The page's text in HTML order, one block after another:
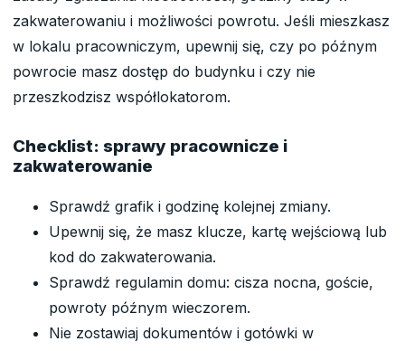
zakwaterowaniu i możliwości powrotu. Jeśli mieszkasz
w lokalu pracowniczym, upewnij się, czy po późnym
powrocie masz dostęp do budynku i czy nie
przeszkodzisz współlokatorom.
Checklist: sprawy pracownicze i
zakwaterowanie
Sprawdź grafik i godzinę kolejnej zmiany.
Upewnij się, że masz klucze, kartę wejściową lub
kod do zakwaterowania.
Sprawdź regulamin domu: cisza nocna, goście,
powroty późnym wieczorem.
Nie zostawiaj dokumentów i gotówki w